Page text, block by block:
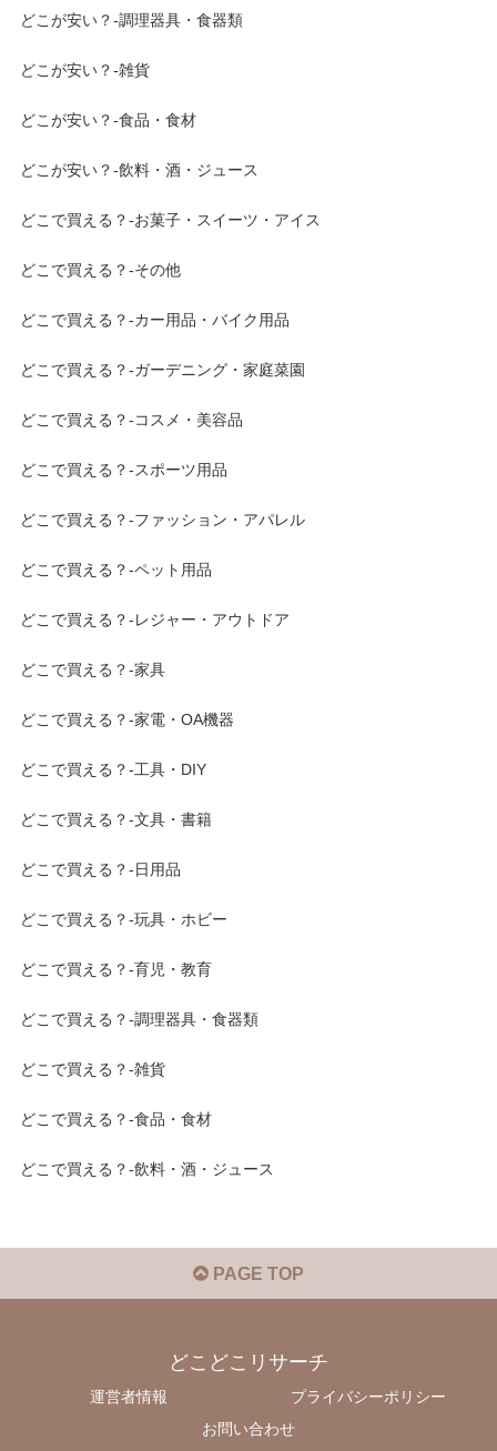
どこが安い？-調理器具・食器類
どこが安い？-雑貨
どこが安い？-食品・食材
どこが安い？-飲料・酒・ジュース
どこで買える？-お菓子・スイーツ・アイス
どこで買える？-その他
どこで買える？-カー用品・バイク用品
どこで買える？-ガーデニング・家庭菜園
どこで買える？-コスメ・美容品
どこで買える？-スポーツ用品
どこで買える？-ファッション・アパレル
どこで買える？-ペット用品
どこで買える？-レジャー・アウトドア
どこで買える？-家具
どこで買える？-家電・OA機器
どこで買える？-工具・DIY
どこで買える？-文具・書籍
どこで買える？-日用品
どこで買える？-玩具・ホビー
どこで買える？-育児・教育
どこで買える？-調理器具・食器類
どこで買える？-雑貨
どこで買える？-食品・食材
どこで買える？-飲料・酒・ジュース
PAGE TOP
どこどこリサーチ
運営者情報
プライバシーポリシー
お問い合わせ